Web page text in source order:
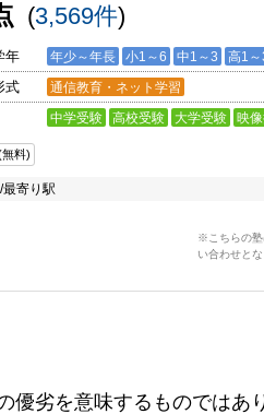
(3,569件)
年 年少～年長 小1～6 中1～3 高1
式 通信教育・ネット学習
中学受験 高校受験 大学受験 映
料)
寄り駅
※こちらの塾
い合わせと
優劣を意味するものではあ